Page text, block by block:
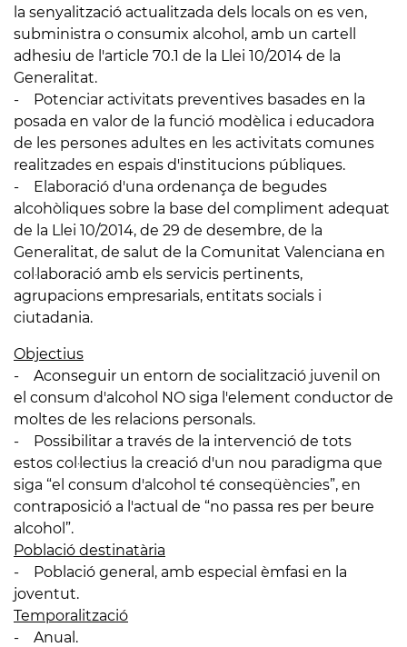
la senyalització actualitzada dels locals on es ven,
subministra o consumix alcohol, amb un cartell
adhesiu de l'article 70.1 de la Llei 10/2014 de la
Generalitat.
- Potenciar activitats preventives basades en la
posada en valor de la funció modèlica i educadora
de les persones adultes en les activitats comunes
realitzades en espais d'institucions públiques.
- Elaboració d'una ordenança de begudes
alcohòliques sobre la base del compliment adequat
de la Llei 10/2014, de 29 de desembre, de la
Generalitat, de salut de la Comunitat Valenciana en
col·laboració amb els servicis pertinents,
agrupacions empresarials, entitats socials i
ciutadania.
Objectius
- Aconseguir un entorn de socialització juvenil on
el consum d'alcohol NO siga l'element conductor de
moltes de les relacions personals.
- Possibilitar a través de la intervenció de tots
estos col·lectius la creació d'un nou paradigma que
siga “el consum d'alcohol té conseqüències”, en
contraposició a l'actual de “no passa res per beure
alcohol”.
Població destinatària
- Població general, amb especial èmfasi en la
joventut.
Temporalització
- Anual.